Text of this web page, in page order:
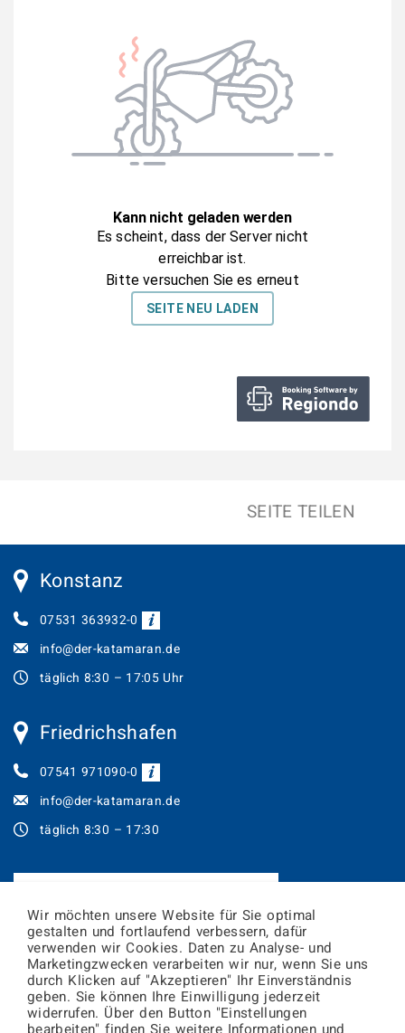
SEITE TEILEN
Konstanz
07531 363932-0
info@der-katamaran.de
täglich 8:30 – 17:05 Uhr
Friedrichshafen
07541 971090-0
info@der-katamaran.de
täglich 8:30 – 17:30
Newsletter abonnieren
Mail
Wir möchten unsere Website für Sie optimal
gestalten und fortlaufend verbessern, dafür
verwenden wir Cookies. Daten zu Analyse- und
Marketingzwecken verarbeiten wir nur, wenn Sie uns
durch Klicken auf "Akzeptieren" Ihr Einverständnis
geben. Sie können Ihre Einwilligung jederzeit
widerrufen. Über den Button "Einstellungen